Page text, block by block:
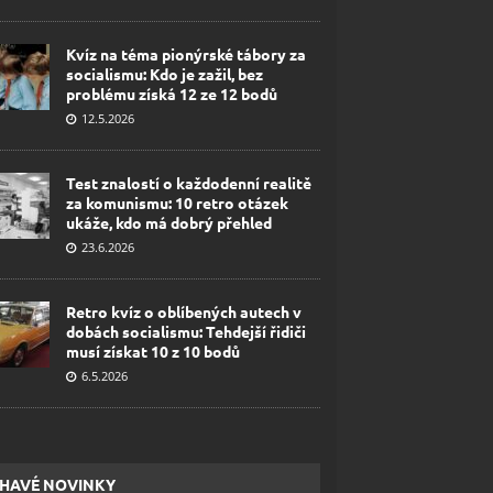
Kvíz na téma pionýrské tábory za
socialismu: Kdo je zažil, bez
problému získá 12 ze 12 bodů
12.5.2026
Test znalostí o každodenní realitě
za komunismu: 10 retro otázek
ukáže, kdo má dobrý přehled
23.6.2026
Retro kvíz o oblíbených autech v
dobách socialismu: Tehdejší řidiči
musí získat 10 z 10 bodů
6.5.2026
NOVINKY